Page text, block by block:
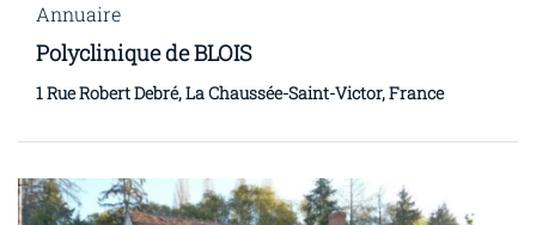
Annuaire
Polyclinique de BLOIS
1 Rue Robert Debré, La Chaussée-Saint-Victor, France